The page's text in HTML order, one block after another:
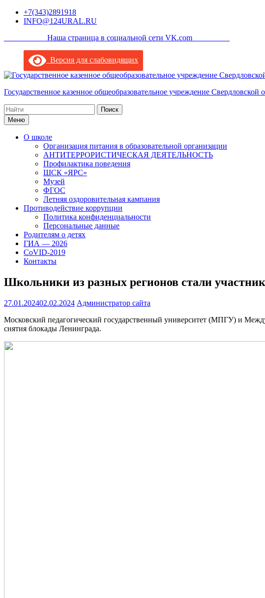
Перейти+7(343)2891918
INFO@124URAL.RU
___________Наша страница в социальной сети VK.com _________
Версия для слабовидящих
Государственное казенное общеобразовательное учреждение
Поиск
по:Меню
О школе
Организация питания в образовательной организации
АНТИТЕРРОРИСТИЧЕСКАЯ ДЕЯТЕЛЬНОСТЬ
Профилактика поведения
ШСК «ЯРС»
Музей
ФГОС
Летняя оздоровительная кампания
Противодействие коррупции
Политика конфиденциальности
Персональные данные
Родителям о детях
ГИА — 2026
CoVID-2019
Контакты
Школьники из разных регионов стали
27.01.202402.02.2024 Администратор сайта
Московский педагогический государственный университет (МПГУ) и
снятия блокады Ленинграда.